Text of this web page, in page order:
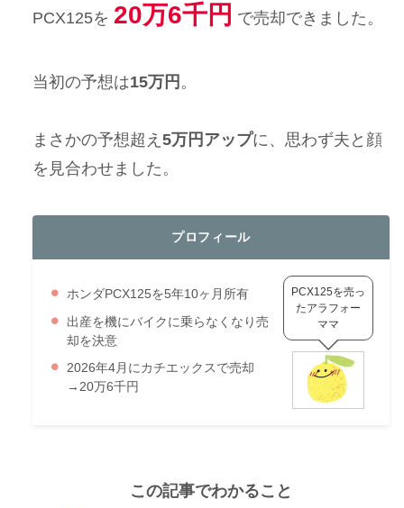
PCX125を 20万6千円 で売却できました。
当初の予想は15万円 。
まさかの予想超え 5万円アップに、思わず夫と顔
を見合わせました。
プロフィール
ホンダPCX125を5年10ヶ月所有
出産を機にバイクに乗らなくなり売
却を決意
2026年4月にカチエックスで売却
→20万6千円
PCX125を売っ
たアラフォー
ママ
この記事でわかること